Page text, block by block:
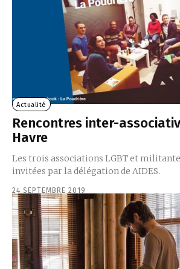
Actualité
Rencontres inter-
Havre
Les trois associations LGBT et
invitées par la délégation de AIDES.
24 SEPTEMBRE 2019